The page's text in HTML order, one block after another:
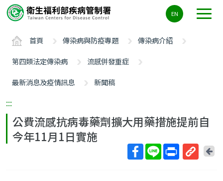
要
ALT+C
EN
首頁 傳染病與防疫專題
傳染病介紹
第四類法定傳染病
流感併發重症
最新消息及疫情訊息
新聞稿
:::
公費流感抗病毒藥劑擴大用藥措施提前自
今年11月1日實施
回